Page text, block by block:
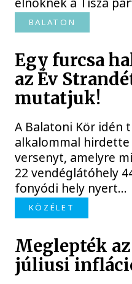
BALATON
Egy furcsa
az Év
mutatjuk!
A Balatoni Kör idén
alkalommal
versenyt, amelyre
22 vendéglátóhely
fonyódi hely nyert...
KÖZÉLET
Meglepték
júliusi